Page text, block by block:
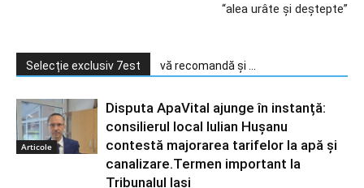
“alea urâte şi deştepte”
Selecție exclusiv 7est vă recomandă și ...
Articole
Disputa ApaVital ajunge în instanță:
consilierul local Iulian Hușanu
contestă majorarea tarifelor la apă și
canalizare.Termen important la
Tribunalul Iași